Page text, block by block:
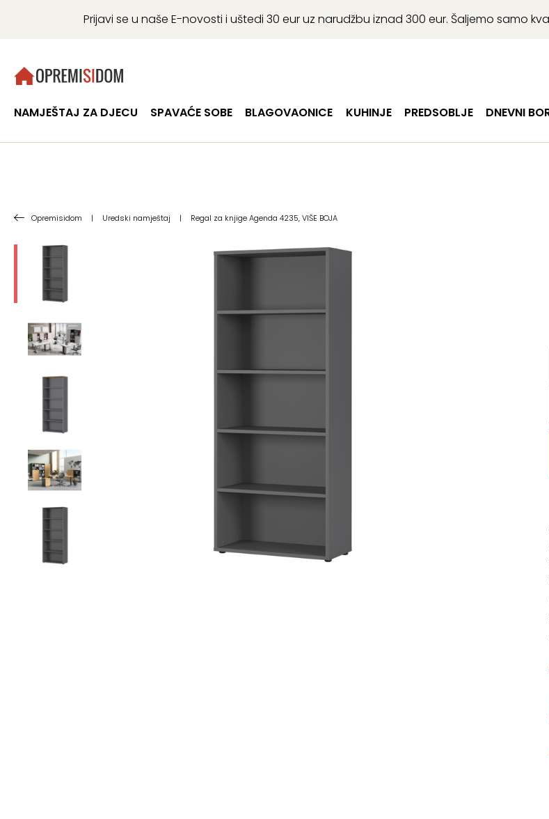
Prijavi se u naše E-novosti i uštedi 30 eur uz narudžbu iznad 300 eur. Šaljemo samo
NAMJEŠTAJ ZA DJECU SPAVAĆE SOBE BLAGOVAONICE KUHINJE PREDSOBLJE DNEVNI
Opremisidom | Uredski namještaj | Regal za knjige Agenda 4235, VIŠE BOJA